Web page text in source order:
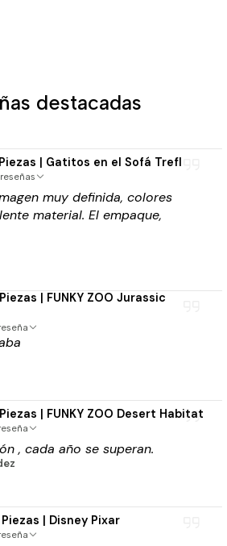
destacadas
| Gatitos en el Sofá Trefl
2 reseñas
muy definida, colores
material. El empaque,
| FUNKY ZOO Jurassic
reseña
| FUNKY ZOO Desert Habitat
reseña
, cada año se superan.
| Disney Pixar
reseña